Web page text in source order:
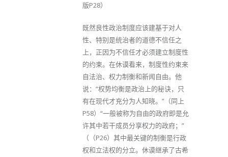
版P28）
既然良性政治制度应该建基于对人
性、特别是统治者的道德不信任之
上，正因为不信任才必须建立制度性
的约束。在休谟看来，制度性约束来
自法治、权力制衡和新闻自由。他
说：“权势均衡是政治上的秘诀，只
有在现代才充分为人知晓。”（同上
P58）“一般被称为自由的政府即是允
许其中若干成员分享权力的政府；”
（（P26）其中最关键的制衡是行政
权和立法权的分立。休谟继承了古希